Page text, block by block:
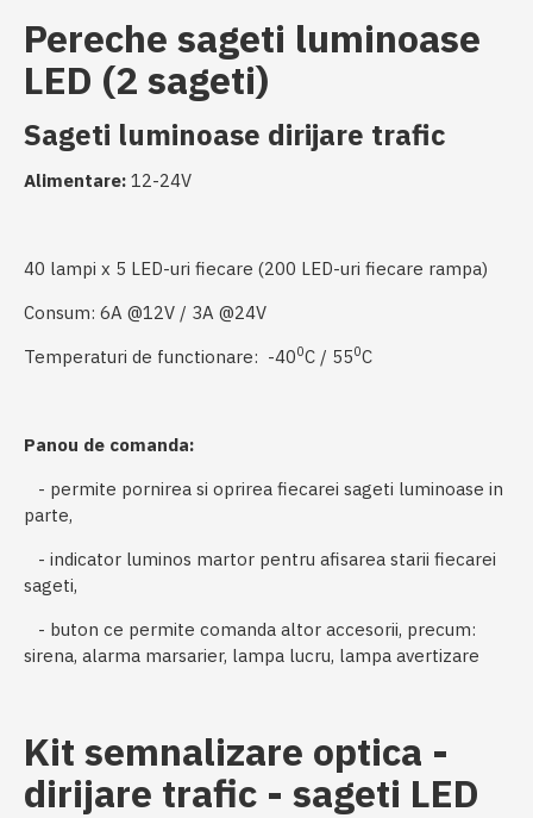
Pereche sageti luminoase
LED (2 sageti)
Sageti luminoase dirijare trafic
Alimentare: 12-24V
40 lampi x 5 LED-uri fiecare (200 LED-uri fiecare rampa)
Consum: 6A @12V / 3A @24V
Temperaturi de functionare: -400C / 550C
Panou de comanda:
- permite pornirea si oprirea fiecarei sageti luminoase in
parte,
- indicator luminos martor pentru afisarea starii fiecarei
sageti,
- buton ce permite comanda altor accesorii, precum:
sirena, alarma marsarier, lampa lucru, lampa avertizare
Kit semnalizare optica -
dirijare trafic - sageti LED